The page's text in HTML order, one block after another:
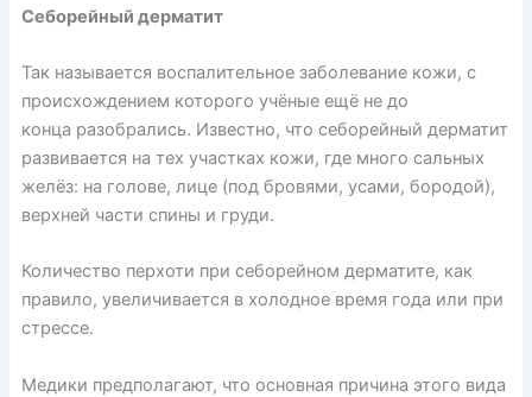
Себорейный дерматит
Так называется воспалительное заболевание кожи, с
происхождением которого учёные ещё не до
конца разобрались. Известно, что себорейный дерматит
развивается на тех участках кожи, где много сальных
желёз: на голове, лице (под бровями, усами, бородой),
верхней части спины и груди.
Количество перхоти при себорейном дерматите, как
правило, увеличивается в холодное время года или при
стрессе.
Медики предполагают, что основная причина этого вида